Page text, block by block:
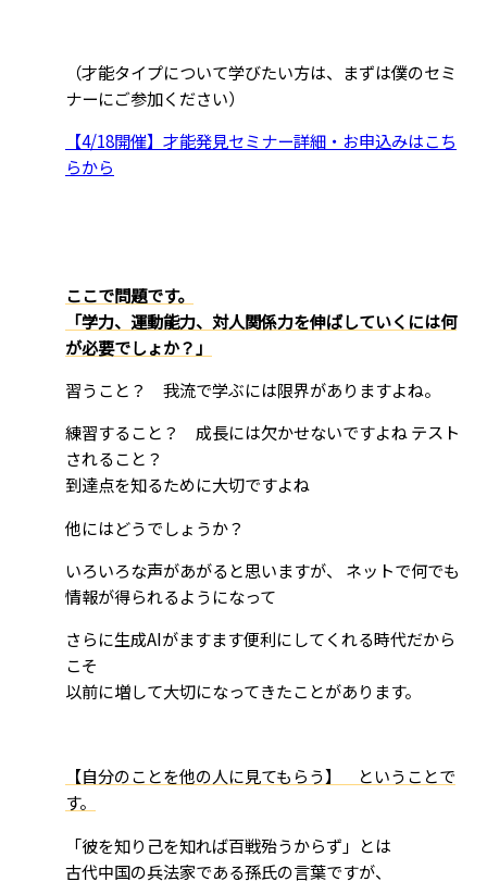
（才能タイプについて学びたい方は、まずは僕のセミ
ナーにご参加ください）
【4/18開催】才能発見セミナー詳細・お申込みはこち
らから
ここで問題です。
「学力、運動能力、対人関係力を伸ばしていくには何
が必要でしょか？」
習うこと？ 我流で学ぶには限界がありますよね。
練習すること？ 成長には欠かせないですよね テスト
されること？
到達点を知るために大切ですよね
他にはどうでしょうか？
いろいろな声があがると思いますが、 ネットで何でも
情報が得られるようになって
さらに生成AIがますます便利にしてくれる時代だから
こそ
以前に増して大切になってきたことがあります。
【自分のことを他の人に見てもらう】 ということで
す。
「彼を知り己を知れば百戦殆うからず」とは
古代中国の兵法家である孫氏の言葉ですが、